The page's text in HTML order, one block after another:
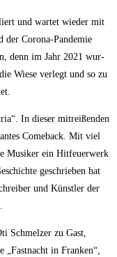
und war­tet wie­der mit
der Coro­na-Pan­de­mie
denn im Jahr 2021 wur­
Wie­se ver­legt und so zu
In die­ser mit­rei­ßen­den
Come­back. Mit viel
Musi­ker ein Hit­feu­er­werk
geschrie­ben hat
und Künst­ler der
Schmel­zer zu Gast,
„Fast­nacht in Fran­ken“,